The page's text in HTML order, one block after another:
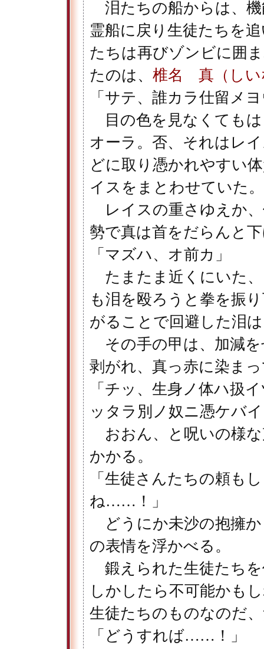
泪たちの船からは、機
霊船に戻り生徒たちを
たちは再びゾンビに囲
たのは、 椎名 真（しい
「サテ、誰カラ仕留メ
目の色を見なくても
オーラ。否、それはレ
どに取り憑かれやすい
イスをまとわせていた。
レイスの重さゆえか
勢で真は首をだらんと
「マズハ、オ前カ」
たまたま近くにいた
も泪を殴ろうと拳を振
がることで回避した泪
その手の甲は、加減
剥がれ、真っ赤に染ま
「チッ、生身ノ体ハ扱
ッタラ別ノ奴ニ憑ケバ
おおん、と呪いの様
かかる。
「生徒さんたちの頼も
ね……！」
どうにか未沙の抱擁
の表情を浮かべる。
鍛えられた生徒たち
しかしたら不可能かも
生徒たちのものなのだ
「どうすれば……！」